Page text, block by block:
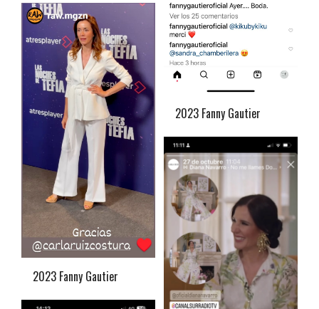
2023 Fanny Gautier
2023 Fanny Gautier